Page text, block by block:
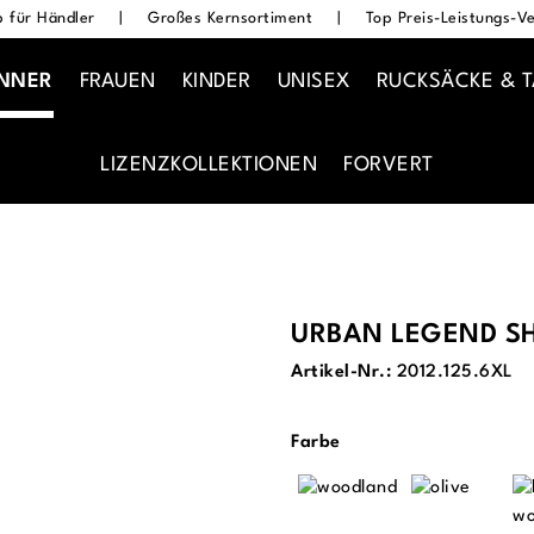
für Händler Großes Kernsortiment Top Preis-Leistungs-
FRAUEN KINDER UNISEX RUCKSÄCKE &
LIZENZKOLLEKTIONEN FORVERT
URBAN LEGEND
Artikel-Nr.: 2012.125.6XL
Farbeauswählen